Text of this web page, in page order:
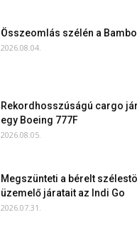
Összeomlás szélén a
2026.08.04.
Rekordhosszúságú cargo
egy Boeing 777F
2026.08.05.
Megszünteti a bérelt
üzemelő járatait az Indi Go
2026.07.31.